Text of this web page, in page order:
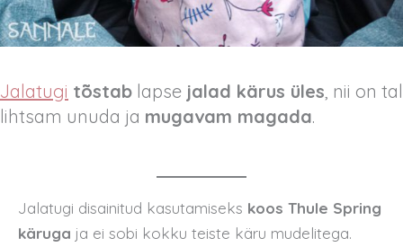
Jalatugi tõstab lapse jalad kärus üles , nii on tal
lihtsam unuda ja mugavam magada.
Jalatugi disainitud kasutamiseks koos Thule Spring
käruga ja ei sobi kokku teiste käru mudelitega.